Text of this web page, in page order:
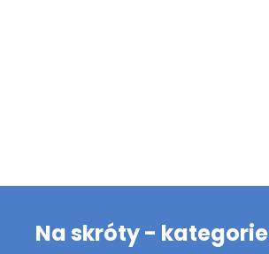
Na skróty - kategorie